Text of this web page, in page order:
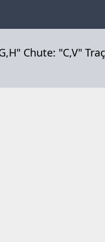
Chute: "C,V"